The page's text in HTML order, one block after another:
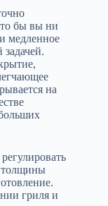
бы вы ни
медленное
на
толщины
гриля и